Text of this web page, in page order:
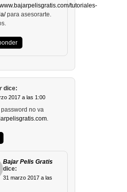
tutoriales-
para asesorarte.
dice:
2017 a las 1:00
password no va
.
Bajar Pelis Gratis
dice:
31 marzo 2017 a las